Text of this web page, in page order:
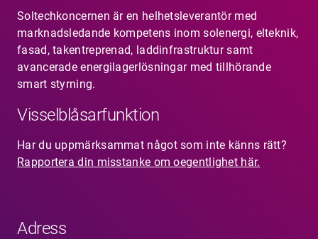
Soltechkoncernen är en helhetsleverantör med
marknadsledande kompetens inom solenergi, elteknik,
fasad, takentreprenad, laddinfrastruktur samt
avancerade energilagerlösningar med tillhörande
smart styrning.
Visselblåsarfunktion
Har du uppmärksammat något som inte känns rätt?
Rapportera din misstanke om oegentlighet här.
Adress